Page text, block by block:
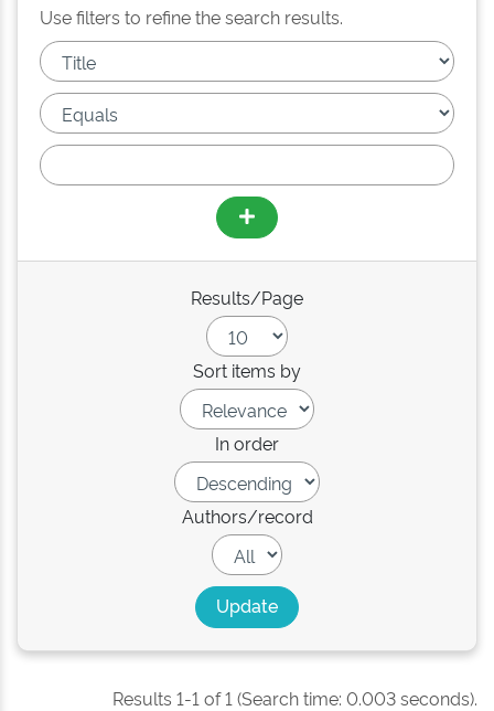
Use filters to refine the search results.
Results/Page
Sort items by
In order
Authors/record
Results 1-1 of 1 (Search time: 0.003 seconds).